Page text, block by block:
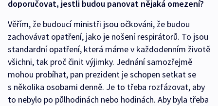
doporučovat, jestli budou panovat nějaká omezení?
Věřím, že budoucí ministři jsou očkováni, že budou
zachovávat opatření, jako je nošení respirátorů. To jsou
standardní opatření, která máme v každodenním životě
všichni, tak proč činit výjimky. Jednání samozřejmě
mohou probíhat, pan prezident je schopen setkat se
s několika osobami denně. Je to třeba rozfázovat, aby
to nebylo po půlhodinách nebo hodinách. Aby byla třeba